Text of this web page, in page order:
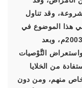
وقد تناول
هذا الموضوع في
دورته السَّابعة عشرة بمكـة المكرمة سنة 2003م، وبعد
التَّوْصيات
من الخلايا
خاص منهم، ومن دون